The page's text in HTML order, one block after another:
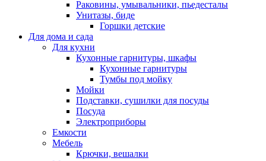
Раковины, умывальники, пьедесталы
Унитазы, биде
Горшки детские
Для дома и сада
Для кухни
Кухонные гарнитуры, шкафы
Кухонные гарнитуры
Тумбы под мойку
Мойки
Подставки, сушилки для посуды
Посуда
Электроприборы
Емкости
Мебель
Крючки, вешалки